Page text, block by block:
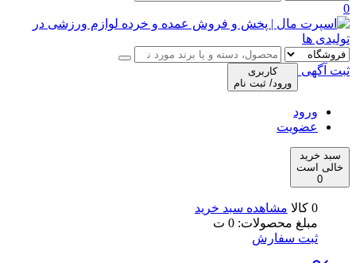
0
ثبت آگهی
کاربری
ورود/ ثبت نام
ورود
عضویت
سبد خرید
خالی است
0
0 کالا
مشاهده سبد خرید
مبلغ محصولات: 0 ت
ثبت سفارش